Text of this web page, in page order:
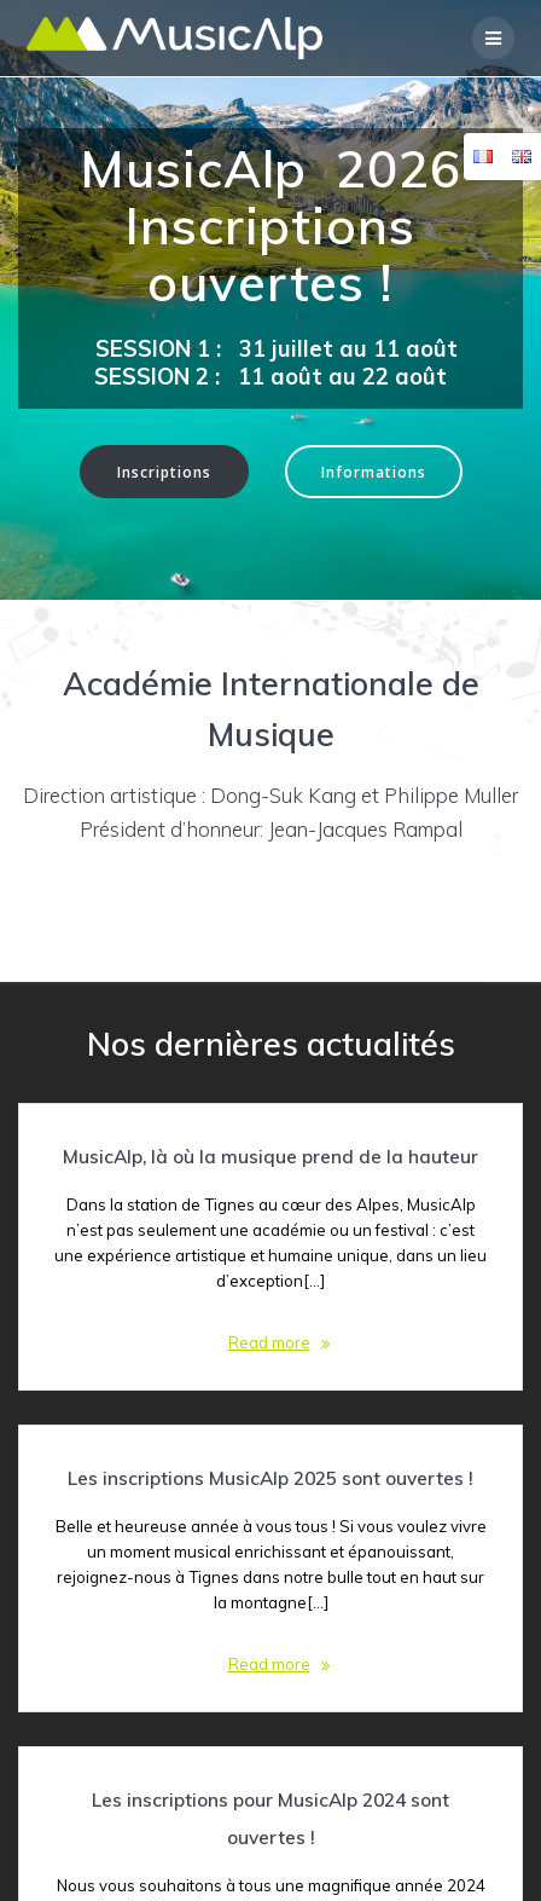
to
content
MusicAlp 2026
Inscriptions
ouvertes !
SESSION 1 : 31 juillet au 11 août
SESSION 2 : 11 août au 22 août
Inscriptions Informations
Académie Internationale de
Musique
Direction artistique : Dong-Suk Kang et Philippe Muller
Président d’honneur: Jean-Jacques Rampal
Nos dernières actualités
MusicAlp, là où la musique prend de la hauteur
Dans la station de Tignes au cœur des Alpes, MusicAlp
n’est pas seulement une académie ou un festival : c’est
une expérience artistique et humaine unique, dans un lieu
d’exception[…]
Read more
Les inscriptions MusicAlp 2025 sont ouvertes !
Belle et heureuse année à vous tous ! Si vous voulez vivre
un moment musical enrichissant et épanouissant,
rejoignez-nous à Tignes dans notre bulle tout en haut sur
la montagne[…]
Read more
Les inscriptions pour MusicAlp 2024 sont
ouvertes !
Nous vous souhaitons à tous une magnifique année 2024